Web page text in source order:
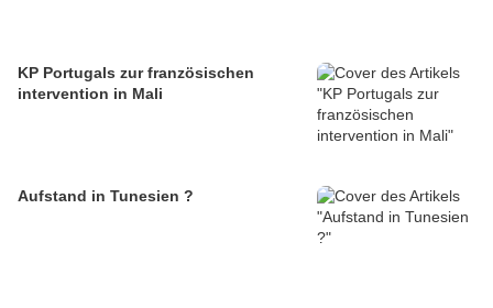
KP Portugals zur französischen
intervention in Mali
Aufstand in Tunesien ?